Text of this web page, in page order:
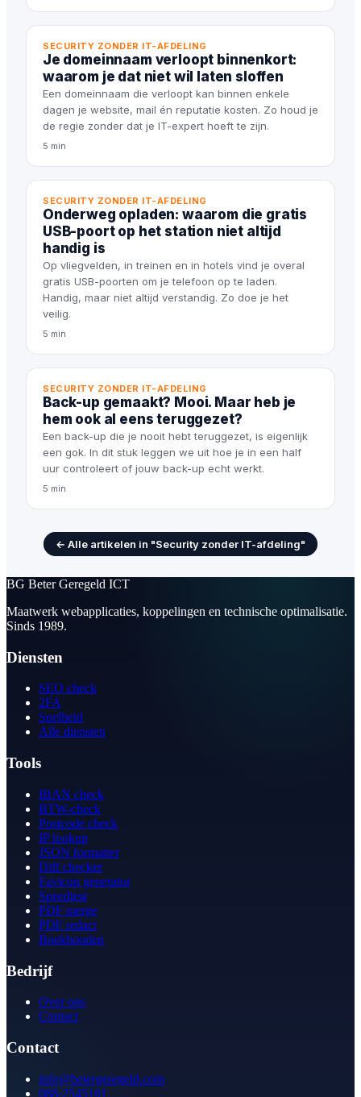
SECURITY ZONDER IT-AFDELING
Je domeinnaam verloopt binnenkort:
waarom je dat niet wil laten sloffen
Een domeinnaam die verloopt kan binnen enkele
dagen je website, mail én reputatie kosten. Zo houd je
de regie zonder dat je IT-expert hoeft te zijn.
5 min
SECURITY ZONDER IT-AFDELING
Onderweg opladen: waarom die gratis
USB-poort op het station niet altijd
handig is
Op vliegvelden, in treinen en in hotels vind je overal
gratis USB-poorten om je telefoon op te laden.
Handig, maar niet altijd verstandig. Zo doe je het
veilig.
5 min
SECURITY ZONDER IT-AFDELING
Back-up gemaakt? Mooi. Maar heb je
hem ook al eens teruggezet?
Een back-up die je nooit hebt teruggezet, is eigenlijk
een gok. In dit stuk leggen we uit hoe je in een half
uur controleert of jouw back-up echt werkt.
5 min
← Alle artikelen in "Security zonder IT-afdeling"
BG Beter Geregeld ICT
Maatwerk webapplicaties, koppelingen en technische optimalisatie.
Sinds 1989.
Diensten
SEO check
2FA
Snelheid
Alle diensten
Tools
IBAN check
BTW-check
Postcode check
IP lookup
JSON formatter
Diff checker
Favicon generator
Speedtest
PDF merge
PDF redact
Boekhouden
Bedrijf
Over ons
Contact
Contact
info@betergeregeld.com
088-2545101